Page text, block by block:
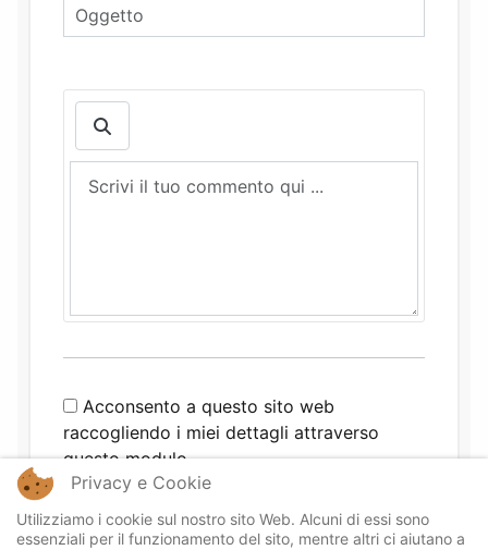
Acconsento a questo sito web
raccogliendo i miei dettagli attraverso
questo modulo.
Privacy e Cookie
Utilizziamo i cookie sul nostro sito Web. Alcuni di essi sono
essenziali per il funzionamento del sito, mentre altri ci aiutano a